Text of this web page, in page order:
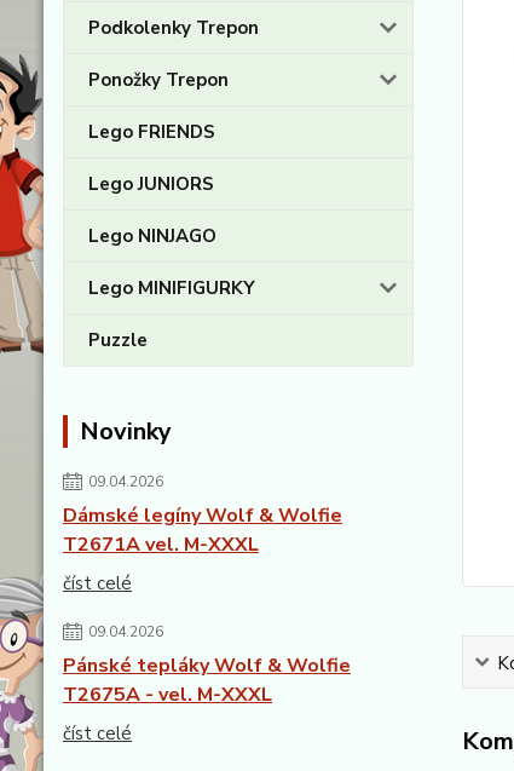
Podkolenky Trepon
Ponožky Trepon
Lego FRIENDS
Lego JUNIORS
Lego NINJAGO
Lego MINIFIGURKY
Puzzle
Novinky
09.04.2026
Dámské legíny Wolf & Wolfie
T2671A vel. M-XXXL
číst celé
09.04.2026
Pánské tepláky Wolf & Wolfie
T2675A - vel. M-XXXL
číst celé